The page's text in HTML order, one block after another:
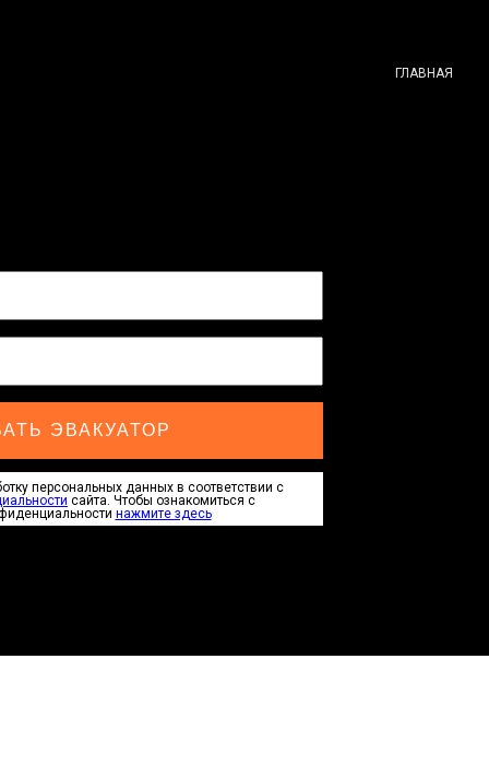
ГЛАВНАЯ
ЭВАКУАТОР
персональных данных в соответствии с
сайта. Чтобы ознакомиться с
нажмите здесь